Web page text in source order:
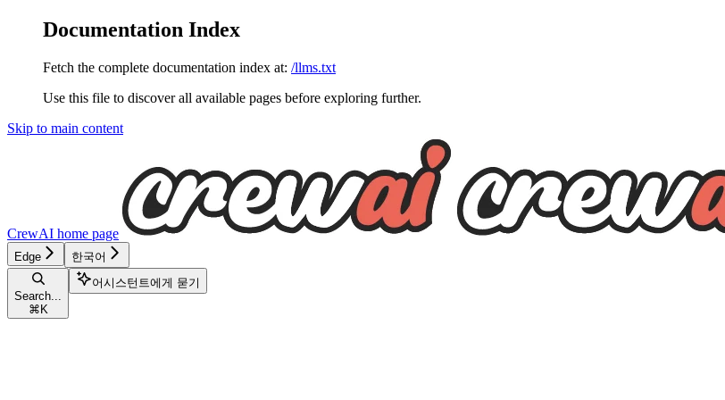
Documentation Index
Fetch the complete documentation index at: /llms.txt
Use this file to discover all available pages before exploring further.
Skip to main content
CrewAI home page
Edge 한국어
Search...
⌘ K
어시스턴트에게 묻기